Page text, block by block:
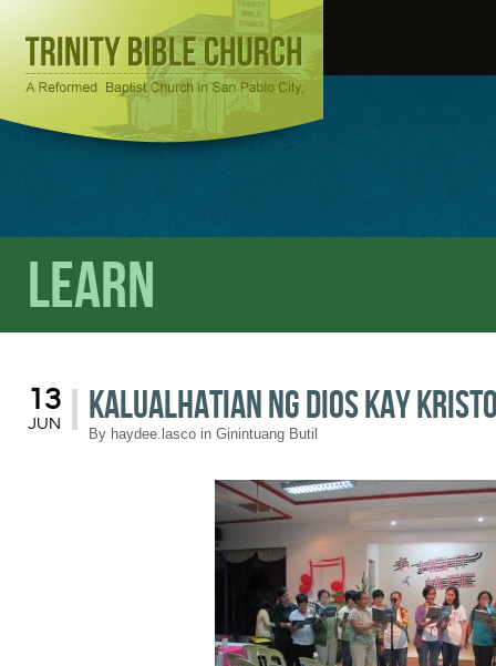
Learn
13
JUN Kalualhatian ng Dios kay
By haydee.lasco in Ginintuang Butil